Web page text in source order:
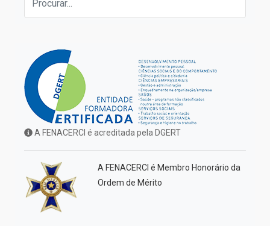
A FENACERCI é acreditada pela DGERT
A FENACERCI é Membro Honorário da
Ordem de Mérito